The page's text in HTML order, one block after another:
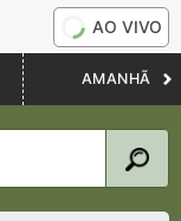
AO VIVO
AMANHÃ